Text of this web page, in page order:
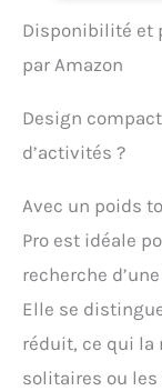
Disponibilité et
par Amazon
Design
d’activités ?
Avec un poids
Pro est idéale
recherche
Elle se
réduit, ce qui la
solitaires ou